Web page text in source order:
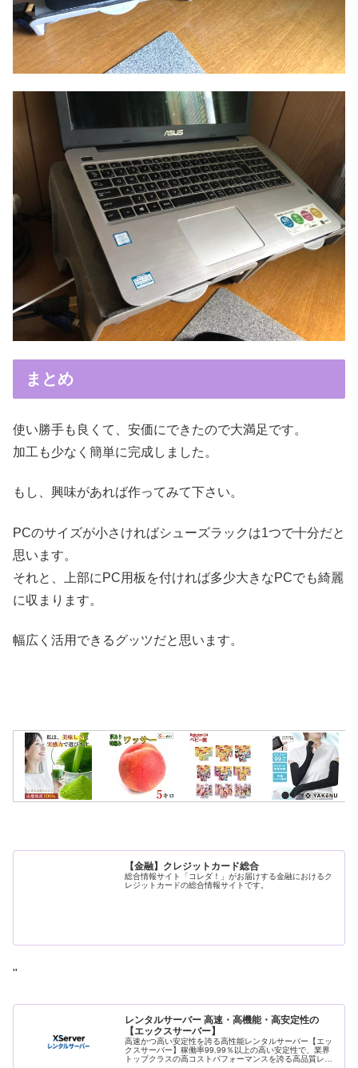
まとめ
使い勝手も良くて、安価にできたので大満足です。
加工も少なく簡単に完成しました。
もし、興味があれば作ってみて下さい。
PCのサイズが小さければシューズラックは1つで十分だと
思います。
それと、上部にPC用板を付ければ多少大きなPCでも綺麗
に収まります。
幅広く活用できるグッツだと思います。
【金融】クレジットカード総合
総合情報サイト「コレダ！」がお届けする金融におけるク
レジットカードの総合情報サイトです。
"
レンタルサーバー 高速・高機能・高安定性の
【エックスサーバー】
高速かつ高い安定性を誇る高性能レンタルサーバー【エッ
クスサーバー】稼働率99.99％以上の高い安定性で、業界
トップクラスの高コストパフォーマンスを誇る高品質レン